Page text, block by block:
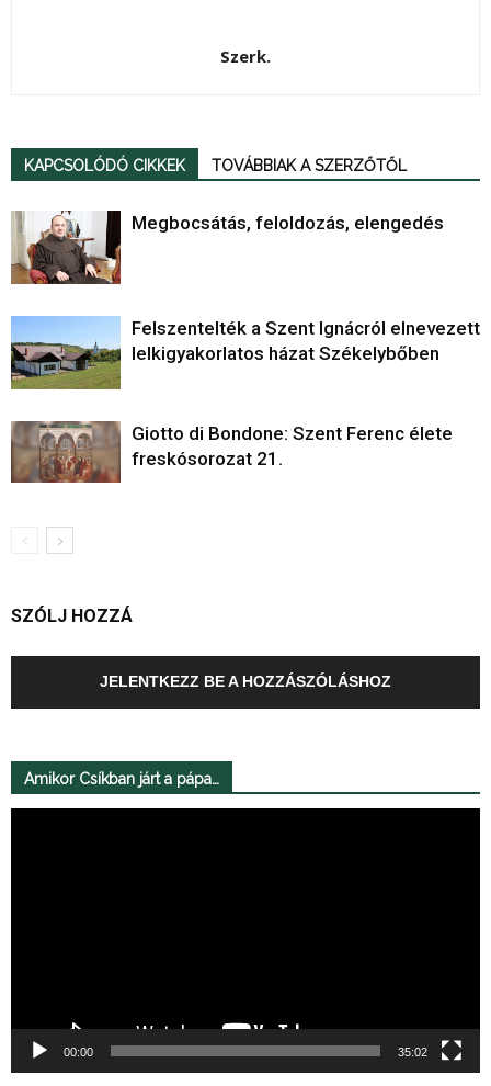
Szerk.
KAPCSOLÓDÓ CIKKEK TOVÁBBIAK A SZERZŐTŐL
Megbocsátás, feloldozás, elengedés
Felszentelték a Szent Ignácról elnevezett
lelkigyakorlatos házat Székelybőben
Giotto di Bondone: Szent Ferenc élete
freskósorozat 21.
SZÓLJ HOZZÁ
JELENTKEZZ BE A HOZZÁSZÓLÁSHOZ
Amikor Csíkban járt a pápa…
00:00 35:02